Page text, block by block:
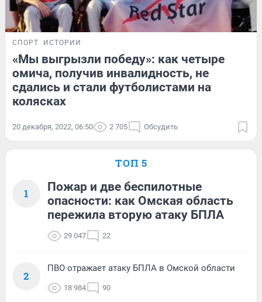
СПОРТ ИСТОРИИ
«Мы выгрызли победу»: как четыре
омича, получив инвалидность, не
сдались и стали футболистами на
колясках
20 декабря, 2022, 06:50 2 705 Обсудить
ТОП 5
1
Пожар и две беспилотные
опасности: как Омская область
пережила вторую атаку БПЛА
29 047 22
2
ПВО отражает атаку БПЛА в Омской области
18 984 90